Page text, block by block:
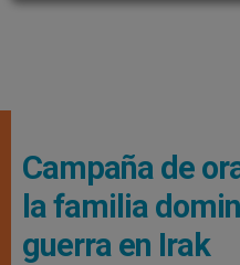
Campaña de
la familia
guerra en Irak